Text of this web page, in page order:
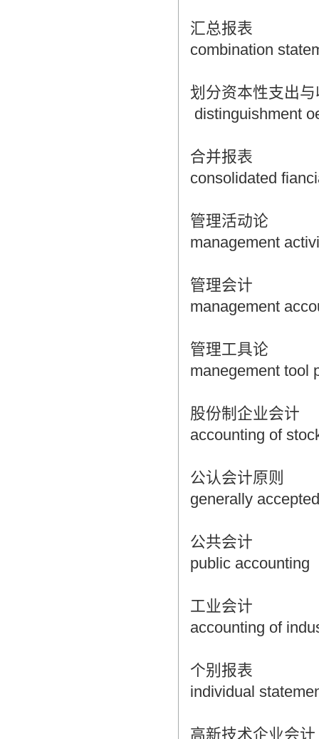
汇总报表
combination
划分资本性支出
distinguishment
合并报表
consolidated
管理活动论
management
管理会计
management
管理工具论
manegement tool
股份制企业会计
accounting of
公认会计原则
generally
公共会计
public accounting
工业会计
accounting of
个别报表
individual
高新技术企业会计